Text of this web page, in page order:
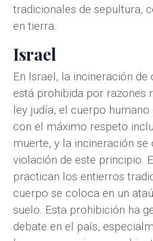
tradicionales de sepultura,
en tierra.
Israel
En Israel, la incineración
está prohibida por razones
ley judía, el cuerpo
con el máximo respeto
muerte, y la incineración se
violación de este principio.
practican los entierros
cuerpo se coloca en un
suelo. Esta prohibición ha
debate en el país,